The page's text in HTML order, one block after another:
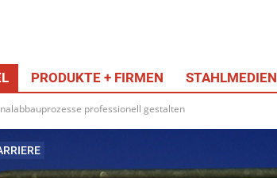
PRODUKTE + FIRMEN STAHLMEDIEN
professionell gestalten